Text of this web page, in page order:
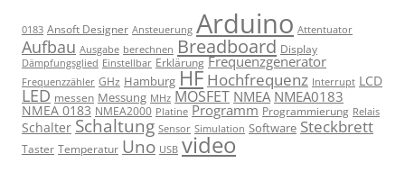
0183 Ansoft Designer Ansteuerung Arduino Attentuator
Aufbau Ausgabe berechnen Breadboard Display
Dämpfungsglied Einstellbar Erklärung Frequenzgenerator
Frequenzzähler GHz Hamburg HF Hochfrequenz Interrupt LCD
LED messen Messung MHz MOSFET NMEA NMEA0183
NMEA 0183 NMEA2000 Platine Programm Programmierung Relais
Schalter Schaltung Sensor Simulation Software Steckbrett
Taster Temperatur Uno USB video